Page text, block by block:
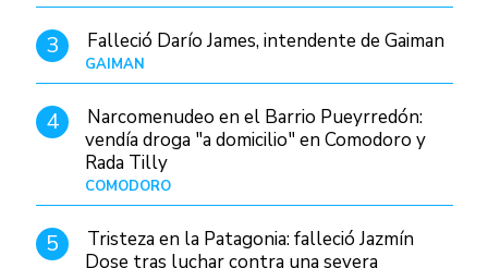
3 Falleció Darío James, intendente de Gaiman
GAIMAN
4
Narcomenudeo en el Barrio Pueyrredón:
vendía droga "a domicilio" en Comodoro y
Rada Tilly
COMODORO
5
Tristeza en la Patagonia: falleció Jazmín
Dose tras luchar contra una severa